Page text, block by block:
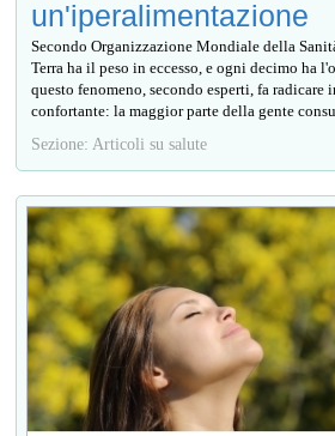
un'iperalimentazione
Secondo Organizzazione Mondiale della
Terra ha il peso in eccesso, e ogni decimo ha
questo fenomeno, secondo esperti, fa
confortante: la maggior parte della gente
Sezione: Articoli su salute